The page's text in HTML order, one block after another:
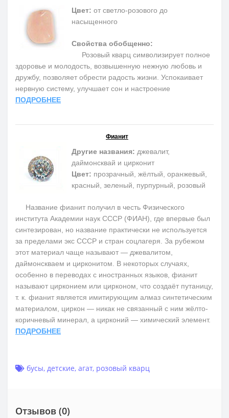
Цвет: от светло-розового до
насыщенного
Свойства обобщенно:
Розовый кварц символизирует полное
здоровье и молодость, возвышенную нежную любовь и
дружбу, позволяет обрести радость жизни. Успокаивает
нервную систему, улучшает сон и настроение
ПОДРОБНЕЕ
Фианит
Другие названия: джевалит,
даймонсквай и цирконит
Цвет: прозрачный, жёлтый, оранжевый,
красный, зеленый, пурпурный, розовый
Название фианит получил в честь Физического
института Академии наук СССР (ФИАН), где впервые был
синтезирован, но название практически не используется
за пределами экс СССР и стран соцлагеря. За рубежом
этот материал чаще называют — джевалитом,
даймонскваем и цирконитом. В некоторых случаях,
особенно в переводах с иностранных языков, фианит
называют цирконием или цирконом, что создаёт путаницу,
т. к. фианит является имитирующим алмаз синтетическим
материалом, циркон — никак не связанный с ним жёлто-
коричневый минерал, а цирконий — химический элемент.
ПОДРОБНЕЕ
бусы, детские, агат, розовый кварц
Отзывов (0)